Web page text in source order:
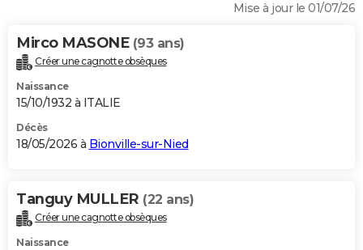
Alimentation
Guide de la santé
Maladies
Médicaments
Sommeil
VOYAGE
Destinations
City break
Voyage nature
Voyage de noces
Forum
Climat
+PHOTO
GUIDES D'ACHAT
BONS PLANS
Carte de Noël
Carte Bonne année
Carte Saint-Valentin
Carte Pâques
Carte d'anniversaire
DICTIONNAIRE
PROGRAMME TV
Mise à jour le 01/07/26
Mirco MASONE (93 ans)
Créer une cagnotte obsèques
Naissance
15/10/1932 à ITALIE
Décès
18/05/2026 à Bionville-sur-Nied
Tanguy MULLER (22 ans)
Créer une cagnotte obsèques
Naissance